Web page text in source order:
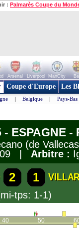
: Palmarès Coupe du
Arsenal Liverpool ManCity
Coupe d'Europe Les
| Belgique | Pays-Bas
ESPAGNE
(de
| Arbitre :
2 1
tps: 1-1)
40 50